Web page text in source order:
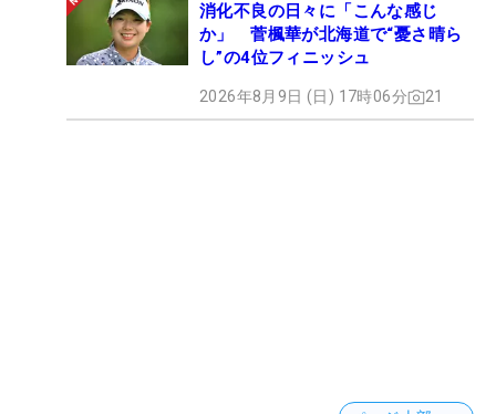
消化不良の日々に「こんな感じ
か」 菅楓華が北海道で“憂さ晴ら
し”の4位フィニッシュ
2026年8月9日 (日) 17時06分 21